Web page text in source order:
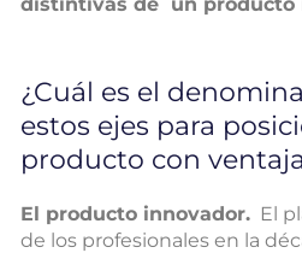
¿Cuál es el
estos ejes para
producto con
El producto innovador. El
de los profesionales en la